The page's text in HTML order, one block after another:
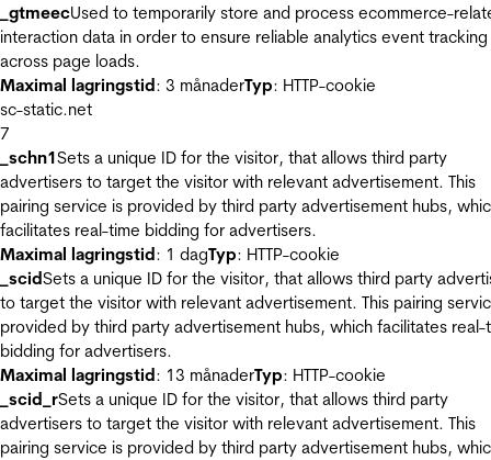
_gtmeecUsed to temporarily store and process ecommerce-
interaction data in order to ensure reliable analytics event tracking
across page loads.
Maximal lagringstid: 3 månaderTyp: HTTP-cookie
sc-static.net
7
_schn1Sets a unique ID for the visitor, that allows third party
advertisers to target the visitor with relevant advertisement. This
pairing service is provided by third party advertisement hubs,
facilitates real-time bidding for advertisers.
Maximal lagringstid: 1 dagTyp: HTTP-cookie
_scidSets a unique ID for the visitor, that allows third party
to target the visitor with relevant advertisement. This pairing
provided by third party advertisement hubs, which facilitates real-
bidding for advertisers.
Maximal lagringstid: 13 månaderTyp: HTTP-cookie
_scid_rSets a unique ID for the visitor, that allows third party
advertisers to target the visitor with relevant advertisement. This
pairing service is provided by third party advertisement hubs,